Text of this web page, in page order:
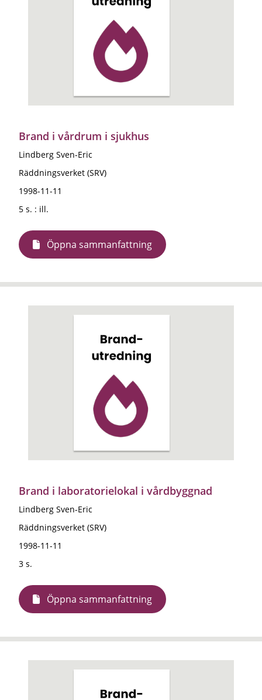
Brand i vårdrum i sjukhus
Lindberg Sven-Eric
Räddningsverket (SRV)
1998-11-11
5 s. : ill.
Öppna sammanfattning
Brand i laboratorielokal i vårdbyggnad
Lindberg Sven-Eric
Räddningsverket (SRV)
1998-11-11
3 s.
Öppna sammanfattning